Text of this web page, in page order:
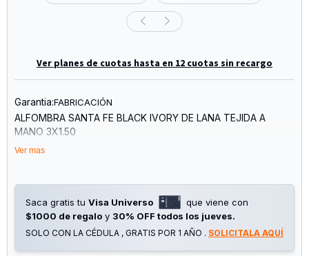
Ver planes de cuotas hasta en 12 cuotas sin recargo
Garantia:FABRICACIÓN
ALFOMBRA SANTA FE BLACK IVORY DE LANA TEJIDA A
MANO 3X1.50
Ver mas
Saca gratis tu Visa Universo
que viene con
$1000 de regalo y 30% OFF todos los jueves.
SOLO CON LA CÉDULA , GRATIS POR 1 AÑO . SOLICITALA AQUÍ